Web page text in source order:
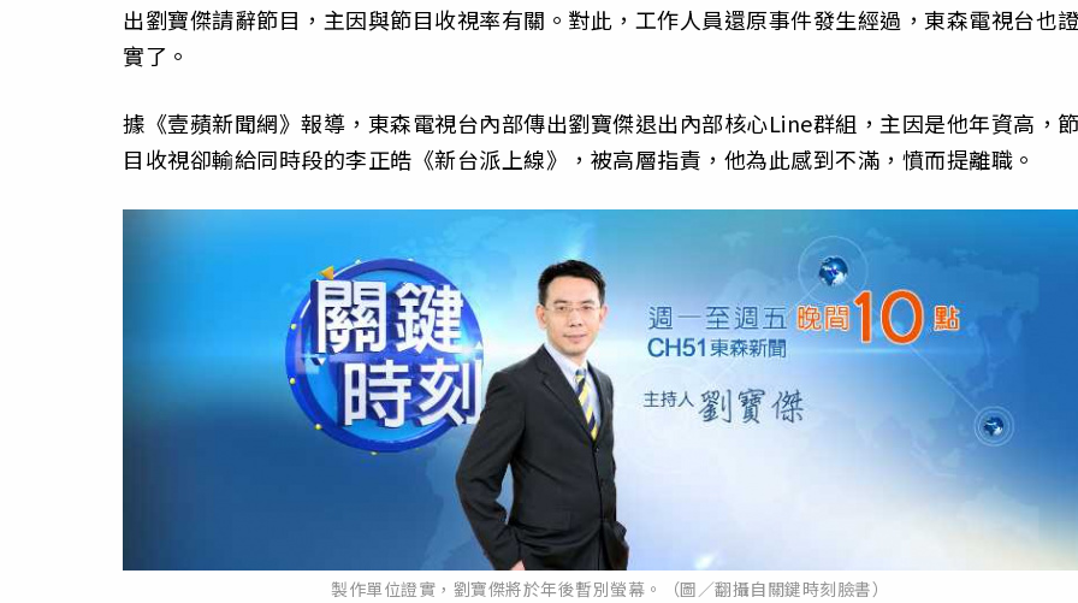
出劉寶傑請辭節目，主因與節目收視率有關。對此，工作人員還原事件發生經過，東森電視台也
實了。
據《壹蘋新聞網》報導，東森電視台內部傳出劉寶傑退出內部核心Line群組，主因是他年資高，
目收視卻輸給同時段的李正皓《新台派上線》，被高層指責，他為此感到不滿，憤而提離職。
製作單位證實，劉寶傑將於年後暫別螢幕。（圖／翻攝自關鍵時刻臉書）